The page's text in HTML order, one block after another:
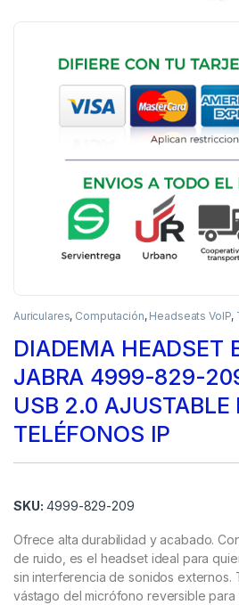
Auriculares, Computación, Headseats VoIP,
DIADEMA HEADSET
JABRA 4999-829-
USB 2.0 AJUSTABLE
TELÉFONOS IP
SKU: 4999-829-209
Ofrece alta durabilidad y acabado.
de ruido, es el headset ideal para
sin interferencia de sonidos externos.
vástago del micrófono reversible para